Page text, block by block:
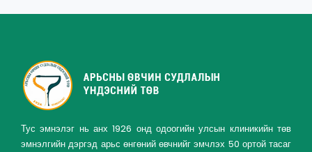
Тус эмнэлэг нь анх 1926 онд одоогийн улсын клиникийн төв
эмнэлгийн дэргэд арьс өнгөний өвчнийг эмчлэх 50 ортой тасаг